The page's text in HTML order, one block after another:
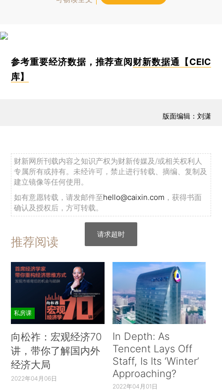
参考重要经济数据，推荐查阅 财新数据通【CEIC
库】
版面编辑：刘潇
财新网所刊载内容之知识产权为财新传媒及/或相关权利人
专属所有或持有。未经许可，禁止进行转载、摘编、复制及
建立镜像等任何使用。
如有意愿转载，请发邮件至hello@caixin.com ，获得书面
确认及授权后，方可转载。
推荐阅读
私房课
向松祚：宏观经济70
讲，带你了解国内外
经济大局
2022年04月06日
In Depth: As
Tencent Lays Off
Staff, Is Its ‘Winter’
Approaching?
2022年04月01日
请求超时